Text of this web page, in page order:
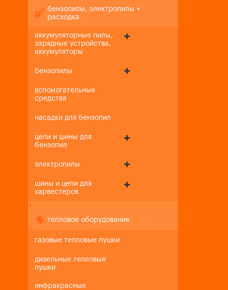
бензопилы, электропилы +
расходка
аккумуляторные пилы,
зарядные устройства,
аккумуляторы
бензопилы
вспомогательные
средства
насадки для бензопил
цепи и шины для
бензопил
электропилы
шины и цепи для
харвестеров
+-
тепловое оборудование
газовые тепловые пушки
дизельные тепловые
пушки
инфракрасные